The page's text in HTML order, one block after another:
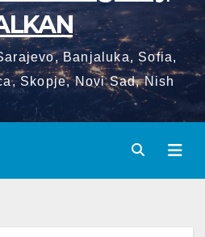
Banjaluka, Sofia,
Skopje, Novi Sad, Nish